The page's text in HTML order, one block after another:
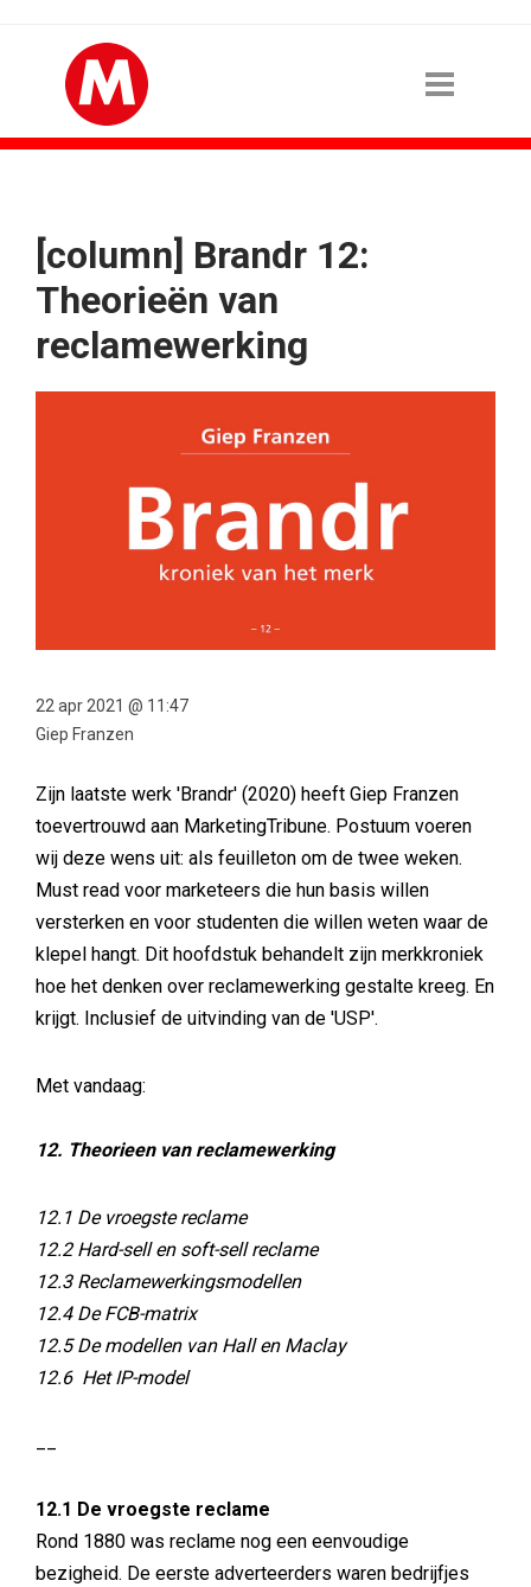
[column] Brandr 12:
Theorieën van
reclamewerking
22 apr 2021 @ 11:47
Giep Franzen
Zijn laatste werk 'Brandr' (2020) heeft Giep Franzen
toevertrouwd aan MarketingTribune. Postuum voeren
wij deze wens uit: als feuilleton om de twee weken.
Must read voor marketeers die hun basis willen
versterken en voor studenten die willen weten waar de
klepel hangt. Dit hoofdstuk behandelt zijn merkkroniek
hoe het denken over reclamewerking gestalte kreeg. En
krijgt. Inclusief de uitvinding van de 'USP'.
Met vandaag:
12. Theorieen van reclamewerking
12.1 De vroegste reclame
12.2 Hard-sell en soft-sell reclame
12.3 Reclamewerkingsmodellen
12.4 De FCB-matrix
12.5 De modellen van Hall en Maclay
12.6 Het IP-model
12.1 De vroegste reclame
Rond 1880 was reclame nog een eenvoudige
bezigheid. De eerste adverteerders waren bedrijfjes